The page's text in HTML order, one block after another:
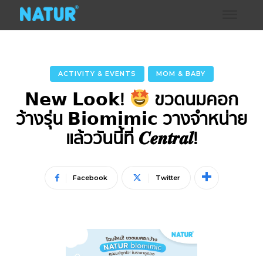
ACTIVITY & EVENTS MOM & BABY
𝗡𝗲𝘄 𝗟𝗼𝗼𝗸! ขวดนมคอก
ว้างรุ่น 𝗕𝗶𝗼𝗺𝗶𝗺𝗶𝗰 วางจำหน่าย
แล้ววันนี้ที่ 𝑪𝒆𝒏𝒕𝒓𝒂𝒍!
Facebook Twitter